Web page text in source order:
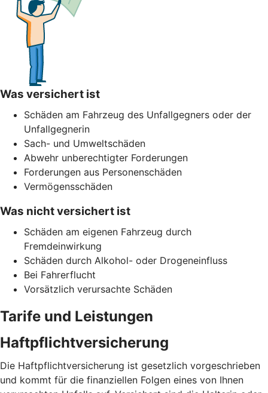
Was versichert ist
Schäden am Fahrzeug des Unfallgegners oder der
Unfallgegnerin
Sach- und Umweltschäden
Abwehr unberechtigter Forderungen
Forderungen aus Personenschäden
Vermögensschäden
Was nicht versichert ist
Schäden am eigenen Fahrzeug durch
Fremdeinwirkung
Schäden durch Alkohol- oder Drogeneinfluss
Bei Fahrerflucht
Vorsätzlich verursachte Schäden
Tarife und Leistungen
Haftpflichtversicherung
Die Haftpflichtversicherung ist gesetzlich vorgeschrieben
und kommt für die finanziellen Folgen eines von Ihnen